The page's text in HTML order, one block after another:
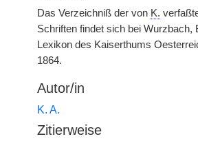
Das Verzeichniß der von K.
Schriften findet sich bei Wurzbach,
Lexikon des Kaiserthums
1864.
Autor/in
K. A.
Zitierweise